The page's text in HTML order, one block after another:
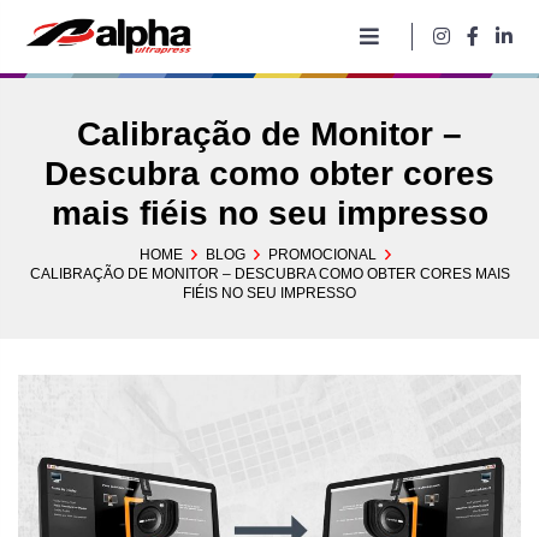
conteúdo
Calibração de Monitor –
Descubra como obter cores
mais fiéis no seu impresso
HOME BLOG
PROMOCIONAL
CALIBRAÇÃO DE MONITOR – DESCUBRA COMO OBTER CORES MAIS
FIÉIS NO SEU IMPRESSO